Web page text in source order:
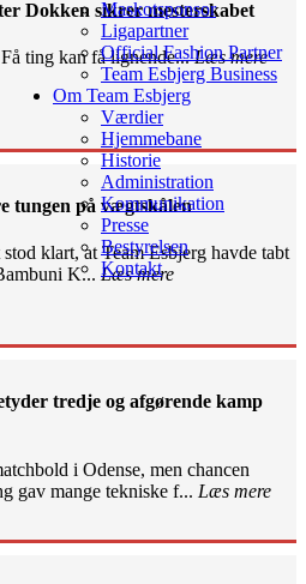
Maskotsponsor
Ligapartner
Official Fashion Partner
Team Esbjerg Business
Om Team Esbjerg
Værdier
Hjemmebane
Historie
Administration
Kommunikation
Presse
Bestyrelsen
Kontakt
Dokken sikrer mesterskabet
ting kan få lignende...Læs mere
tungen på vægtskålen
klart, at Team Esbjerg havde tabt
K... Læs mere
tredje og afgørende kamp
i Odense, men chancen
gav mange tekniske f... Læs mere